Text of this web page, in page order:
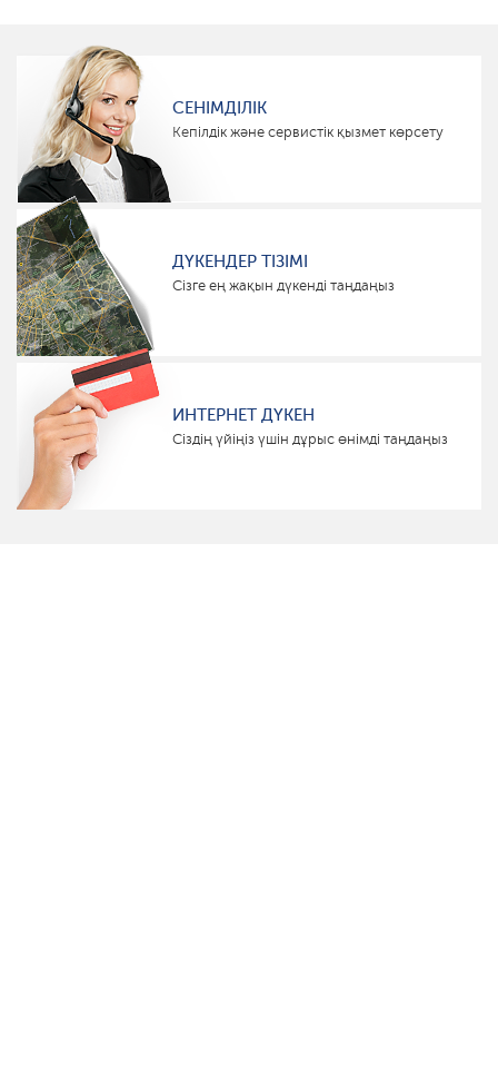
СЕНІМДІЛІК
Кепілдік және сервистік қызмет көрсету
ДҮКЕНДЕР ТІЗІМІ
Сізге ең жақын дүкенді таңдаңыз
ИНТЕРНЕТ ДҮКЕН
Сіздің үйіңіз үшін дұрыс өнімді таңдаңыз